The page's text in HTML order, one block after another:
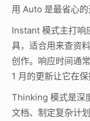
用 Auto 是最省心的
Instant 模式主打响
具，适合用来查资
创作。响应时间通
1 月的更新让它在
Thinking 模式是深
文档、制定复杂计